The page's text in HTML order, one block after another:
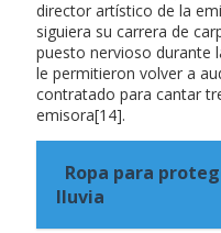
director artístico de la
siguiera su carrera de
puesto nervioso durante
le permitieron volver a
contratado para cantar
emisora[14].
Ropa para
lluvia